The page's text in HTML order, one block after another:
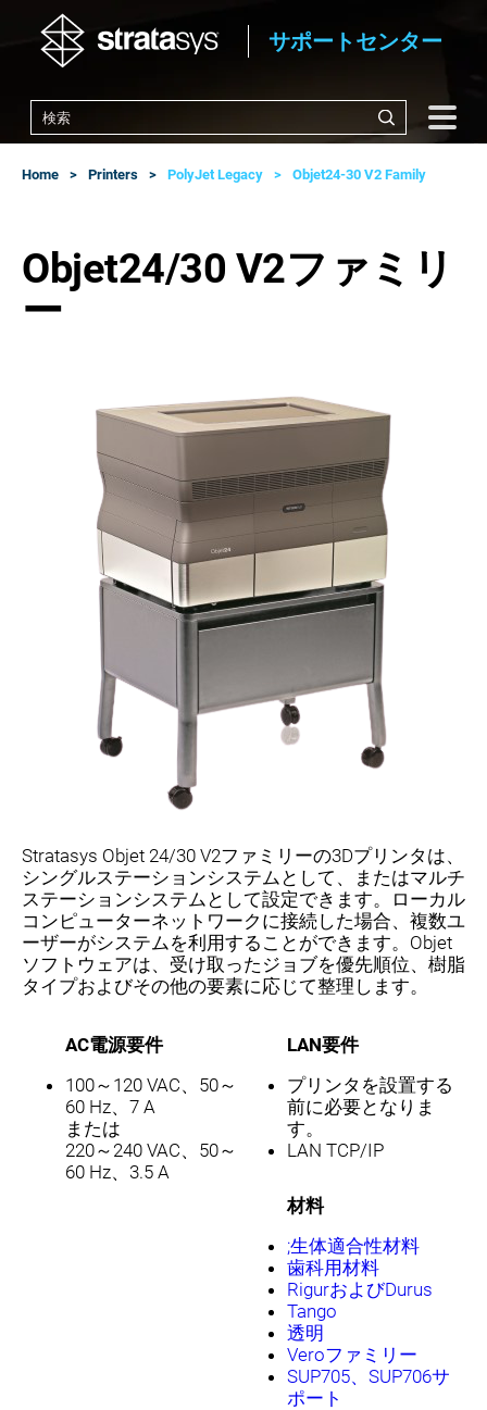
サポートセンター
Home Printers PolyJet Legacy Objet24-30 V2 Family
Objet24/30 V2ファミリ
ー
Stratasys Objet 24/30 V2ファミリーの3Dプリンタは、
シングルステーションシステムとして、またはマルチ
ステーションシステムとして設定できます。ローカル
コンピューターネットワークに接続した場合、複数ユ
ーザーがシステムを利用することができます。Objet
ソフトウェアは、受け取ったジョブを優先順位、樹脂
タイプおよびその他の要素に応じて整理します。
AC電源要件
100～120 VAC、50～
60 Hz、7 A
または
220～240 VAC、50～
60 Hz、3.5 A
LAN要件
プリンタを設置する
前に必要となりま
す。
LAN TCP/IP
材料
;生体適合性材料
歯科用材料
RigurおよびDurus
Tango
透明
Veroファミリー
SUP705、SUP706サ
ポート